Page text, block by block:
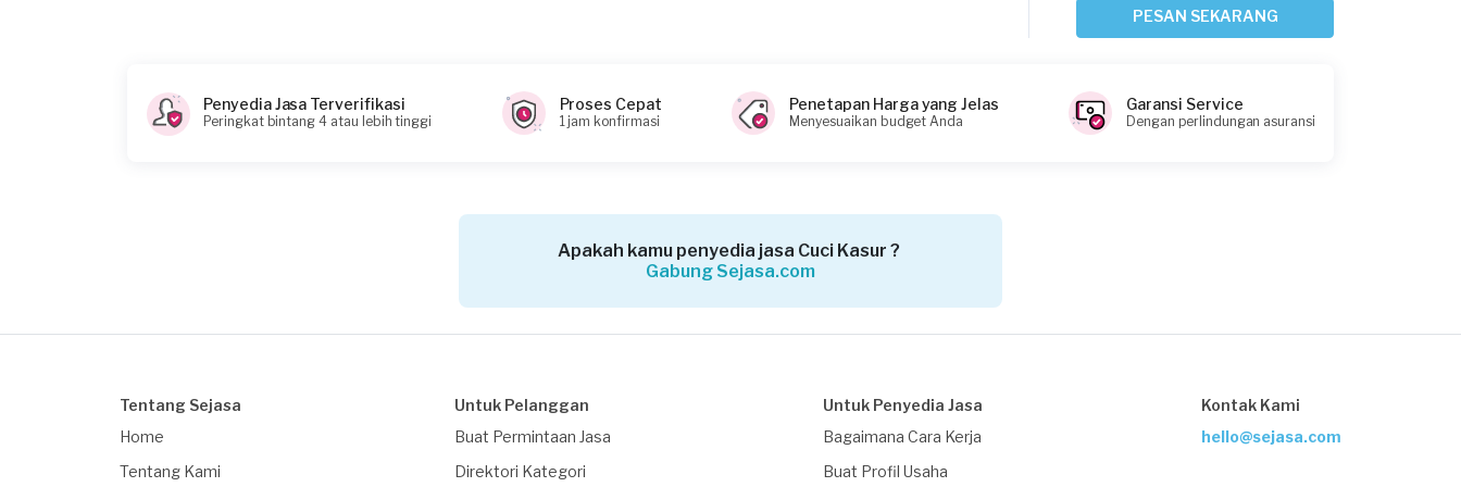
Jakarta Selatan, Jakarta
Request Fulfilled
Sarah Marbun requested Cuci Kasur
PESAN SEKARANG
Penyedia Jasa Terverifikasi
Peringkat bintang 4 atau lebih tinggi
Proses Cepat
1 jam konfirmasi
Penetapan Harga yang Jelas
Menyesuaikan budget Anda
Garansi Service
Dengan perlindungan asuransi
Apakah kamu penyedia jasa Cuci Kasur ?
Gabung Sejasa.com
Tentang Sejasa
Home
Tentang Kami
Untuk Pelanggan
Buat Permintaan Jasa
Direktori Kategori
Untuk Penyedia Jasa
Bagaimana Cara Kerja
Buat Profil Usaha
Kontak Kami
hello@sejasa.com